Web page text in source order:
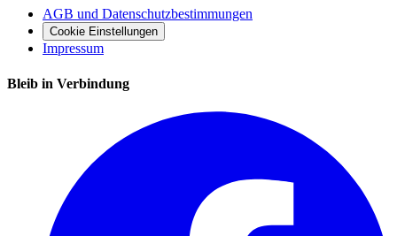
AGB und Datenschutzbestimmungen
Cookie Einstellungen
Impressum
Bleib in Verbindung